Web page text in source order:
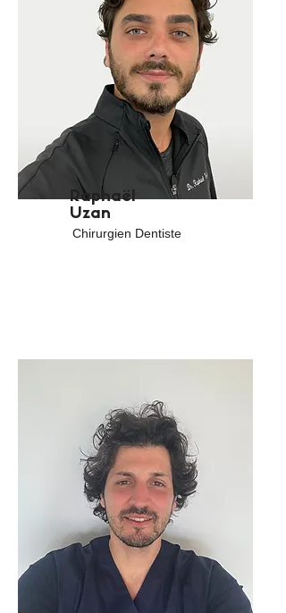
Raphaël
Uzan
Chirurgien Dentiste